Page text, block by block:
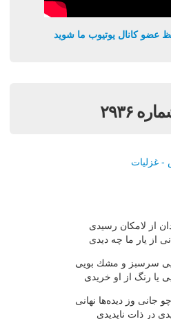
عضو کانال یوتیوب ما شوید
۲۹۳۶
غزلیات
از لامكان رسیدی
از یار ما چه دیدی
سرسبز و مشك بویی
یا رنگ از او خریدی
وز دیده‌ها نهانی
در ذات ناپدیدی